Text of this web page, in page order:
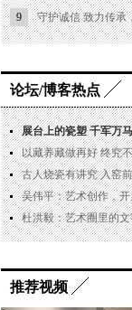
9 守护诚信 致力传承
论坛/博客热点
展台上的瓷塑 千军万
以藏养藏做再好 终究
古人烧瓷有讲究 入窑
吴伟平：艺术创作，
杜洪毅：艺术圈里的
推荐视频